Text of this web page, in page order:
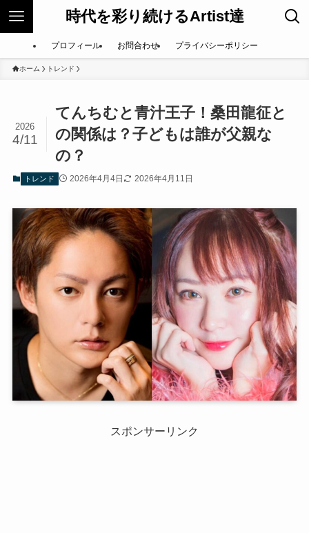
時代を彩り続けるArtist達
プロフィール お問合わせ プライバシーポリシー
ホーム トレンド
てんちむと青汁王子！桑田龍征と
の関係は？子どもは誰が父親な
の？
2026
4/11
トレンド 2026年4月4日 2026年4月11日
スポンサーリンク